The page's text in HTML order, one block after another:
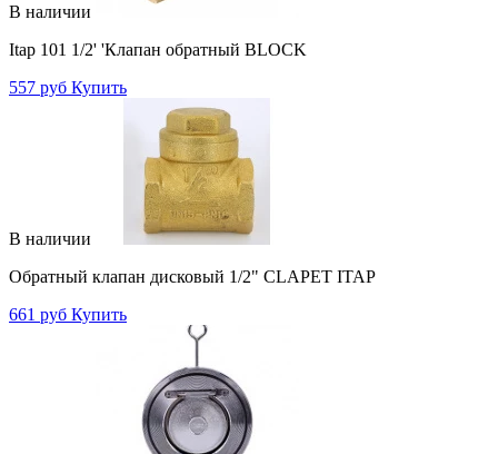
В наличии
Itap 101 1/2' 'Клапан обратный BLOCK
557 руб Купить
В наличии
Обратный клапан дисковый 1/2" CLAPET ITAP
661 руб Купить